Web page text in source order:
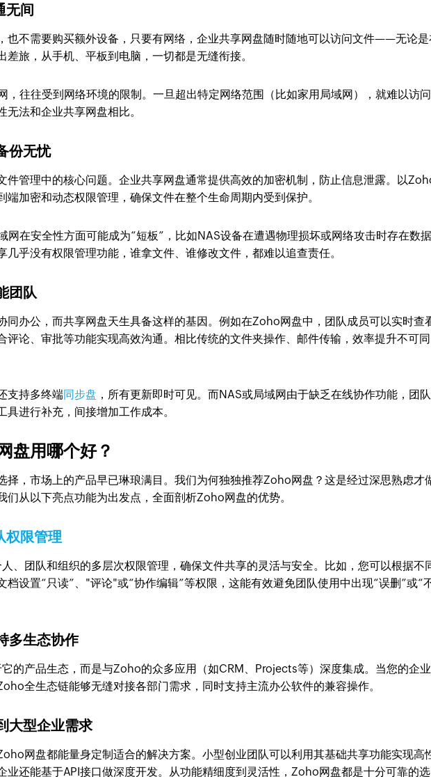
无间
也不需要购买额外设备，只要有网络，企业共享网盘随时随地可以访问文件——无论
差旅，从手机、平板到电脑，一切都是无缝衔接。
，往往受到网络环境的限制。一旦超出特定网络范围（比如家用局域网），就难以访
无法和企业共享网盘相比。
份无忧
件管理中的核心问题。企业共享网盘通常提供高效的加密机制，防止信息泄露。以
端加密和动态权限管理，确保文件在整个生命周期内受到保护。
网在安全性方面可能成为“短板”，比如NAS设备在遭遇物理损坏或网络攻击时存在数
几乎没有权限管理功能，谁拿文件、谁修改文件，都难以追查责任。
团队
同办公，而共享网盘天生具备这样的基因。例如在Zoho网盘中，团队成员可以实时查
评论、审批等功能实现高效沟通。相比传统的文件夹操作、邮件传输，效率提升不可
支持多终端同步盘 ，所有更新即时可见。而NAS或局域网由于缺乏在线协作功能，团
具进行补充，间接增加工作成本。
盘用哪个好？
择，市场上的产品早已琳琅满目。我们为何独独推荐Zoho网盘？这是经过深思熟虑才
们从以下亮点功能为出发点，全面剖析Zoho网盘的优势。
权限管理
、团队和组织的多层次权限管理，确保文件共享的灵活与安全。比如，您可以根据不
档设置“只读”、"评论"或“协作编辑”等权限，这能有效避免团队使用中出现“误删”或“
多生态协作
的产品生态，而是与Zoho的众多应用（如CRM、Projects等）深度集成。当您的企
全生态链能够无缝对接各部门需求，同时支持主流办公软件的兼容操作。
大型企业需求
网盘都能量身定制适合的解决方案。小型创业团队可以利用其基础共享功能实现高
业还能基于API接口做深度开发。从功能精细度到灵活性，Zoho网盘都是十分可靠的选